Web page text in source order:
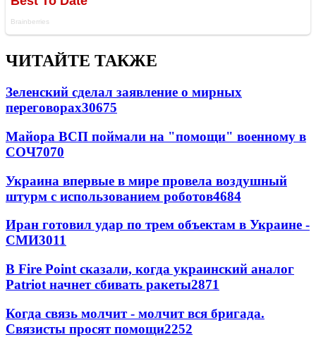
ЧИТАЙТЕ ТАКЖЕ
Зеленский сделал заявление о мирных
переговорах30675
Майора ВСП поймали на "помощи" военному в
СОЧ7070
Украина впервые в мире провела воздушный
штурм с использованием роботов4684
Иран готовил удар по трем объектам в Украине -
СМИ3011
В Fire Point сказали, когда украинский аналог
Patriot начнет сбивать ракеты2871
Когда связь молчит - молчит вся бригада.
Связисты просят помощи2252